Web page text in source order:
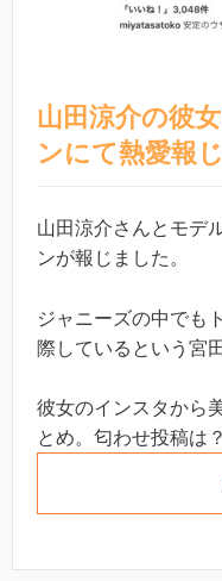
山田涼介の彼
ンにて熱愛報
山田涼介さんとモデ
ンが報じました。
ジャニーズの中でも
際しているという宮
彼女のインスタから
とめ。匂わせ投稿は？